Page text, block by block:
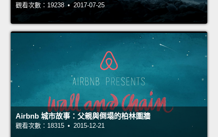
觀看次數：19238 • 2017-07-25
Airbnb 城市故事：父親與倒塌的柏林圍牆
觀看次數：18315 • 2015-12-21